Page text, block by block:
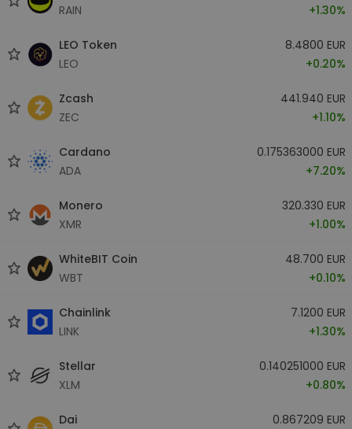
RAIN
+1.30%
LEO Token
LEO
8.4800 EUR
+0.20%
Zcash
ZEC
441.940 EUR
+1.10%
Cardano
ADA
0.175363000 EUR
+7.20%
Monero
XMR
320.330 EUR
+1.00%
WhiteBIT Coin
WBT
48.700 EUR
+0.10%
Chainlink
LINK
7.1200 EUR
+1.30%
Stellar
XLM
0.140251000 EUR
+0.80%
Dai
0.867209 EUR